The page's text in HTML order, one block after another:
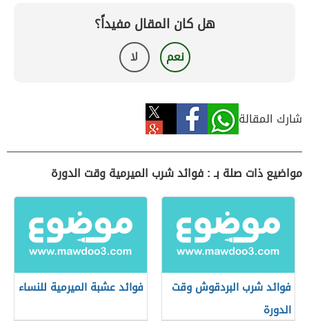
هل كان المقال مفيداً؟
نعم لا
شارك المقالة
مواضيع ذات صلة بـ : فوائد شرب الميرمية وقت الدورة
فوائد شرب البردقوش وقت
الدورة
فوائد عشبة الميرمية للنساء